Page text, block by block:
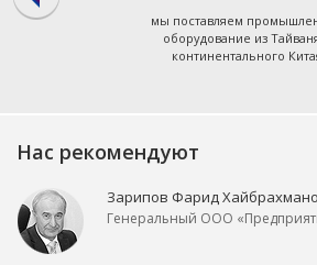
мы поставляем
оборудование из
континентального
Нас рекомендуют
Зарипов Фарид
Генеральный ООО